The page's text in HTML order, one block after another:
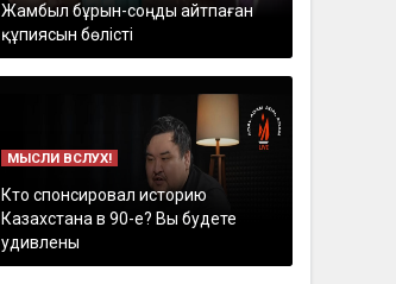
Жамбыл бұрын-соңды айтпаған
құпиясын бөлісті
МЫСЛИ ВСЛУХ!
Кто спонсировал историю
Казахстана в 90-е? Вы будете
удивлены